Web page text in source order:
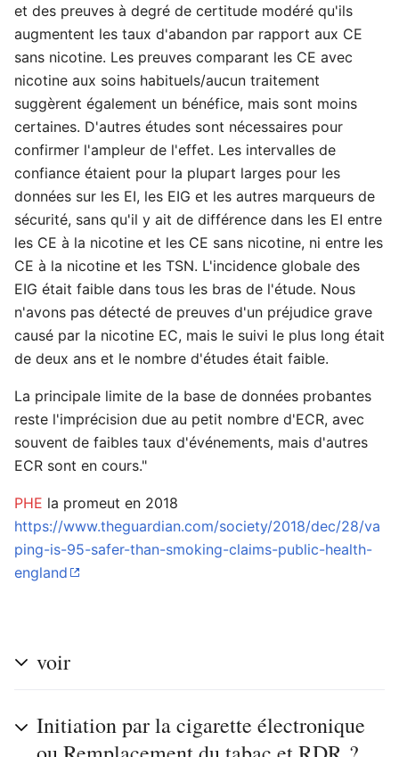
et des preuves à degré de certitude modéré qu'ils
augmentent les taux d'abandon par rapport aux CE
sans nicotine. Les preuves comparant les CE avec
nicotine aux soins habituels/aucun traitement
suggèrent également un bénéfice, mais sont moins
certaines. D'autres études sont nécessaires pour
confirmer l'ampleur de l'effet. Les intervalles de
confiance étaient pour la plupart larges pour les
données sur les EI, les EIG et les autres marqueurs de
sécurité, sans qu'il y ait de différence dans les EI entre
les CE à la nicotine et les CE sans nicotine, ni entre les
CE à la nicotine et les TSN. L'incidence globale des
EIG était faible dans tous les bras de l'étude. Nous
n'avons pas détecté de preuves d'un préjudice grave
causé par la nicotine EC, mais le suivi le plus long était
de deux ans et le nombre d'études était faible.
La principale limite de la base de données probantes
reste l'imprécision due au petit nombre d'ECR, avec
souvent de faibles taux d'événements, mais d'autres
ECR sont en cours."
PHE la promeut en 2018
https://www.theguardian.com/society/2018/dec/28/va
ping-is-95-safer-than-smoking-claims-public-health-
england
voir
Initiation par la cigarette électronique